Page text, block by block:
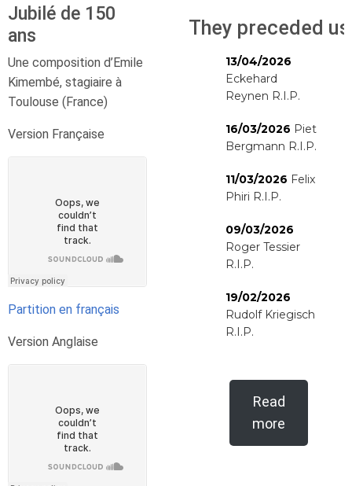
Jubilé de 150
ans
Une composition d’Emile
Kimembé, stagiaire à
Toulouse (France)
Version Française
Partition en français
Version Anglaise
They preceded us
13/04/2026
Eckehard
Reynen R.I.P.
16/03/2026 Piet
Bergmann R.I.P.
11/03/2026 Felix
Phiri R.I.P.
09/03/2026
Roger Tessier
R.I.P.
19/02/2026
Rudolf Kriegisch
R.I.P.
Read
more